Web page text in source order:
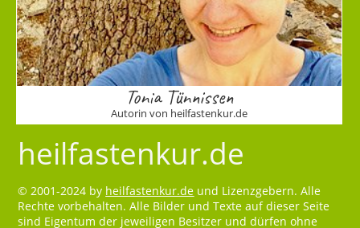
Tonia Tünnissen
Autorin von heilfastenkur.de
heilfastenkur.de
© 2001-2024 by heilfastenkur.de und Lizenzgebern. Alle
Rechte vorbehalten. Alle Bilder und Texte auf dieser Seite
sind Eigentum der jeweiligen Besitzer und dürfen ohne